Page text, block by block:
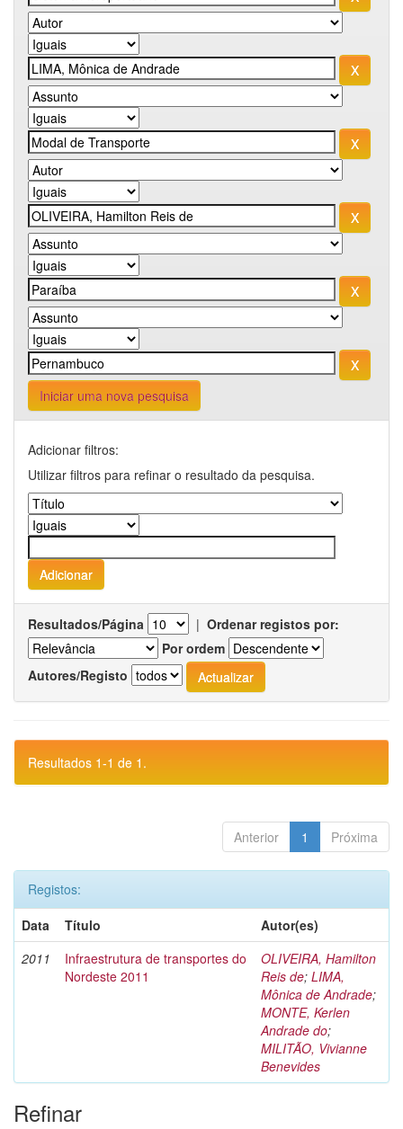
Iniciar uma nova pesquisa
Adicionar filtros:
Utilizar filtros para refinar o resultado da pesquisa.
Resultados/Página | Ordenar registos por:
Por ordem
Autores/Registo
Resultados 1-1 de 1.
Anterior 1 Próxima
Registos:
Data
Título
Autor(es)
2011
Infraestrutura de transportes do
Nordeste 2011
OLIVEIRA, Hamilton
Reis de; LIMA,
Mônica de Andrade;
MONTE, Kerlen
Andrade do;
MILITÃO, Vivianne
Benevides
Refinar